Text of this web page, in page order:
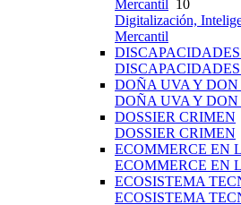
Mercantil 10
Digitalización,
Mercantil
DOÑA UVA Y
DOÑA UVA Y
DOSSIER CRIMEN
DOSSIER CRIMEN
ECOMMERCE EN
ECOMMERCE EN
ECOSISTEMA
ECOSISTEMA